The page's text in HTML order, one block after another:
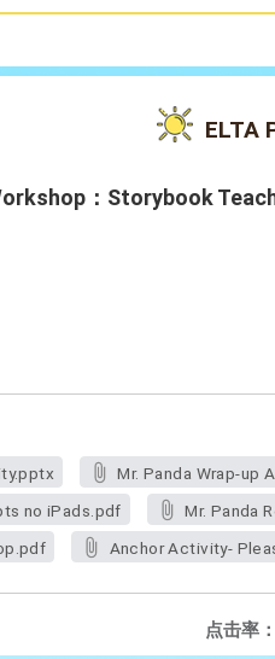
ELTA
：Storybook
Mr. Panda Wrap-up
no iPads.pdf
Mr. Panda
Anchor Activity-
点击率：